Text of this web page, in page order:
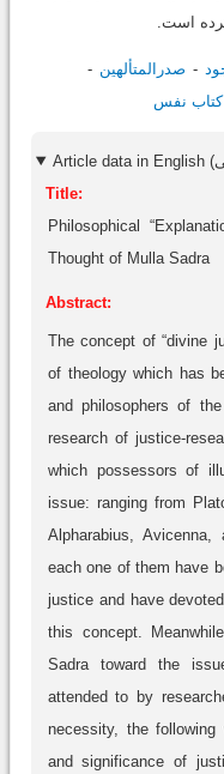
است.
صدرالمتألهین
کتاب نفس
Title:
Philosophical
Thought of Mulla Sadra
Abstract:
The concept of “divine
of theology which has
and philosophers of
research of justice-
which possessors of
issue: ranging from
Alpharabius, Avicenna,
each one of them have
justice and have
this concept.
Sadra toward the
attended to by
necessity, the
and significance of